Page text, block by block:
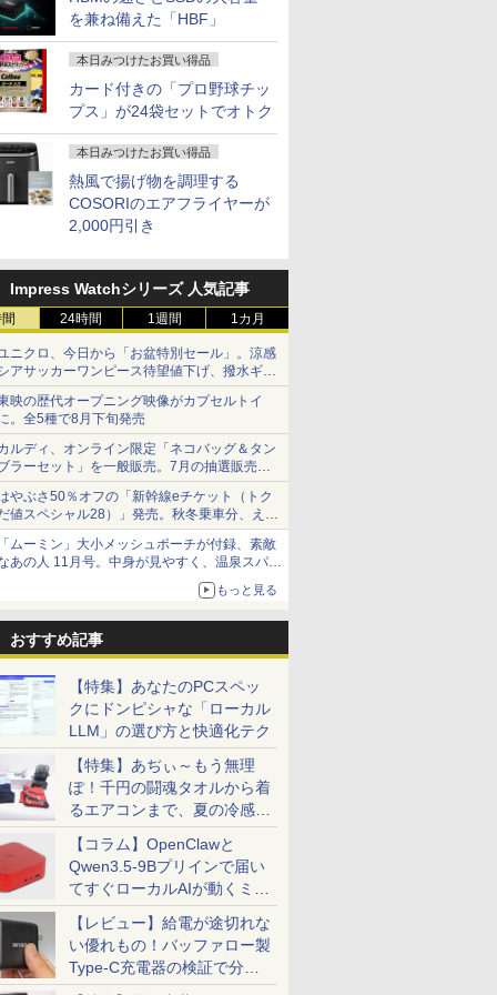
を兼ね備えた「HBF」
本日みつけたお買い得品
カード付きの「プロ野球チッ
プス」が24袋セットでオトク
本日みつけたお買い得品
熱風で揚げ物を調理する
COSORIのエアフライヤーが
2,000円引き
Impress Watchシリーズ 人気記事
24時間 1週間 1カ月
ニクロ、今日から「お盆特別セール」。涼感
アサッカーワンピース待望値下げ、撥水ギア
ョーツは1990円に
映の歴代オープニング映像がカプセルトイ
。全5種で8月下旬発売
ルディ、オンライン限定「ネコバッグ＆タン
ラーセット」を一般販売。7月の抽選販売の
選無効分
やぶさ50％オフの「新幹線eチケット（トク
値スペシャル28）」発売。秋冬乗車分、えき
っと限定
ムーミン」大小メッシュポーチが付録、素敵
あの人 11月号。中身が見やすく、温泉スパに
もっと見る
おすすめ記事
【特集】あなたのPCスペッ
クにドンピシャな「ローカル
LLM」の選び方と快適化テク
【特集】あぢぃ～もう無理
ぽ！千円の闘魂タオルから着
るエアコンまで、夏の冷感グ
ッズ一挙紹介
【コラム】OpenClawと
Qwen3.5-9Bプリインで届い
てすぐローカルAIが動くミニ
PC「SER9 Pro」
【レビュー】給電が途切れな
い優れもの！バッファロー製
Type-C充電器の検証で分か
ったこと